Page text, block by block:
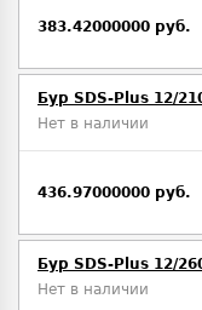
383.42000000 руб.
Бур SDS-Plus 12/
Нет в наличии
436.97000000 руб.
Бур SDS-Plus 12/
Нет в наличии